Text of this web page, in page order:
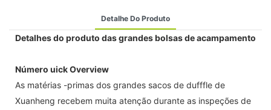
Detalhe Do Produto
Detalhes do produto das grandes bolsas de acampamento
Número uick Overview
As matérias -primas dos grandes sacos de dufffle de
Xuanheng recebem muita atenção durante as inspeções de